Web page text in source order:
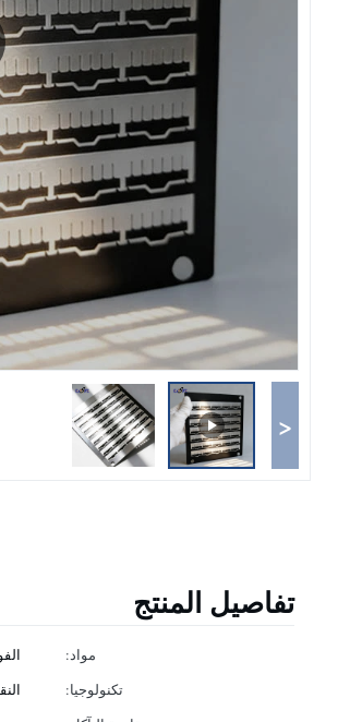
<
تفاصيل المنتج
مواد:
تكنولوجيا: